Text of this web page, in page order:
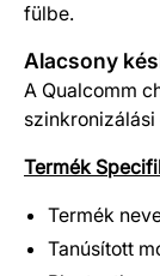
fülbe.
Alacsony
A Qualcomm
Termék
Termék
Tanúsított